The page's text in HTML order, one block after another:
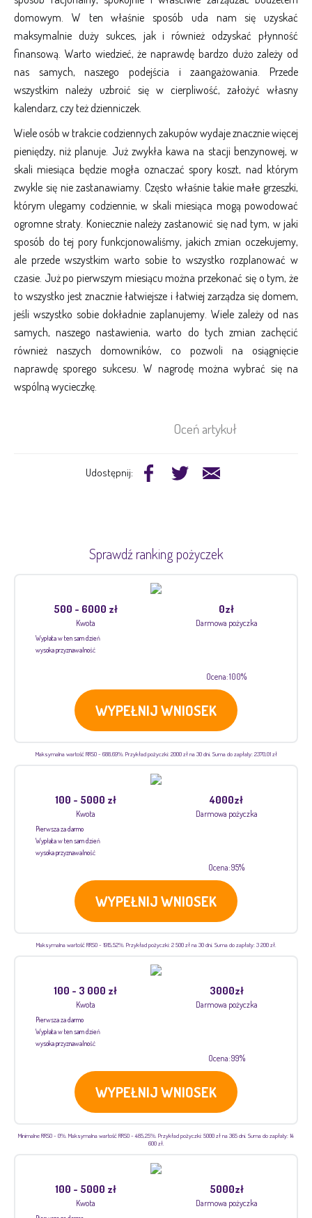
domowym. W ten właśnie sposób uda nam się uzyskać
maksymalnie duży sukces, jak i również odzyskać płynność
finansową. Warto wiedzieć, że naprawdę bardzo dużo zależy od
nas samych, naszego podejścia i zaangażowania. Przede
wszystkim należy uzbroić się w cierpliwość, założyć własny
kalendarz, czy też dzienniczek.
Wiele osób w trakcie codziennych zakupów wydaje znacznie więcej
pieniędzy, niż planuje. Już zwykła kawa na stacji benzynowej, w
skali miesiąca będzie mogła oznaczać spory koszt, nad którym
zwykle się nie zastanawiamy. Często właśnie takie małe grzeszki,
którym ulegamy codziennie, w skali miesiąca mogą powodować
ogromne straty. Koniecznie należy zastanowić się nad tym, w jaki
sposób do tej pory funkcjonowaliśmy, jakich zmian oczekujemy,
ale przede wszystkim warto sobie to wszystko rozplanować w
czasie. Już po pierwszym miesiącu można przekonać się o tym, że
to wszystko jest znacznie łatwiejsze i łatwiej zarządza się domem,
jeśli wszystko sobie dokładnie zaplanujemy. Wiele zależy od nas
samych, naszego nastawienia, warto do tych zmian zachęcić
również naszych domowników, co pozwoli na osiągnięcie
naprawdę sporego sukcesu. W nagrodę można wybrać się na
wspólną wycieczkę.
Oceń artykuł
Udostępnij:
Sprawdź ranking pożyczek
500 - 6000 zł
Kwota
0zł
Darmowa pożyczka
Wypłata w ten sam dzień
wysoka przyznawalność
Ocena: 100%
WYPEŁNIJ WNIOSEK
Maksymalna wartość RRSO - 688,69%. Przykład pożyczki: 2000 zł na 30 dni. Suma do zapłaty: 2370,01 zł
100 - 5000 zł
Kwota
4000zł
Darmowa pożyczka
Pierwsza za darmo
Wypłata w ten sam dzień
wysoka przyznawalność
Ocena: 95%
WYPEŁNIJ WNIOSEK
Maksymalna wartość RRSO - 1915,52%. Przykład pożyczki: 2 500 zł na 30 dni. Suma do zapłaty: 3 200 zł.
100 - 3 000 zł
Kwota
3000zł
Darmowa pożyczka
Pierwsza za darmo
Wypłata w ten sam dzień
wysoka przyznawalność
Ocena: 99%
WYPEŁNIJ WNIOSEK
Minimalne RRSO - 0%. Maksymalna wartość RRSO - 485,25%. Przykład pożyczki: 5000 zł na 365 dni. Suma do zapłaty: 14
600 zł.
100 - 5000 zł
Kwota
5000zł
Darmowa pożyczka